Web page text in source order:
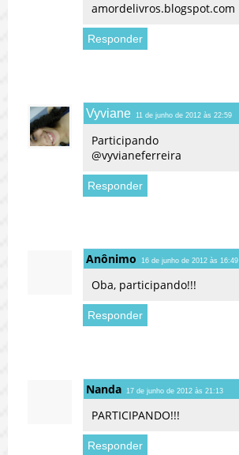
amordelivros.blogspot.com
Responder
Vyviane 11 de junho de 2012 às 22:59
Participando
@vyvianeferreira
Responder
Anônimo 16 de junho de 2012 às 16:49
Oba, participando!!!
Responder
Nanda 17 de junho de 2012 às 21:13
PARTICIPANDO!!!
Responder